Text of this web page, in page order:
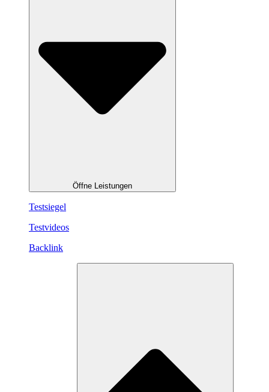
Öffne Leistungen
Testsiegel
Testvideos
Backlink